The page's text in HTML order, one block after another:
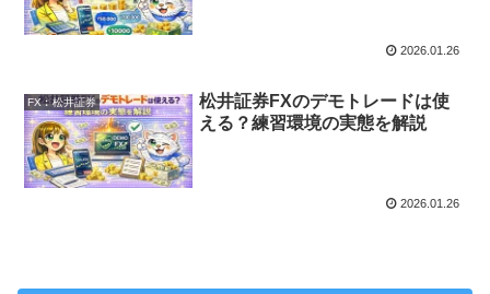
2026.01.26
FX︰松井証券
松井証券FXのデモトレードは使
える？練習環境の実態を解説
2026.01.26